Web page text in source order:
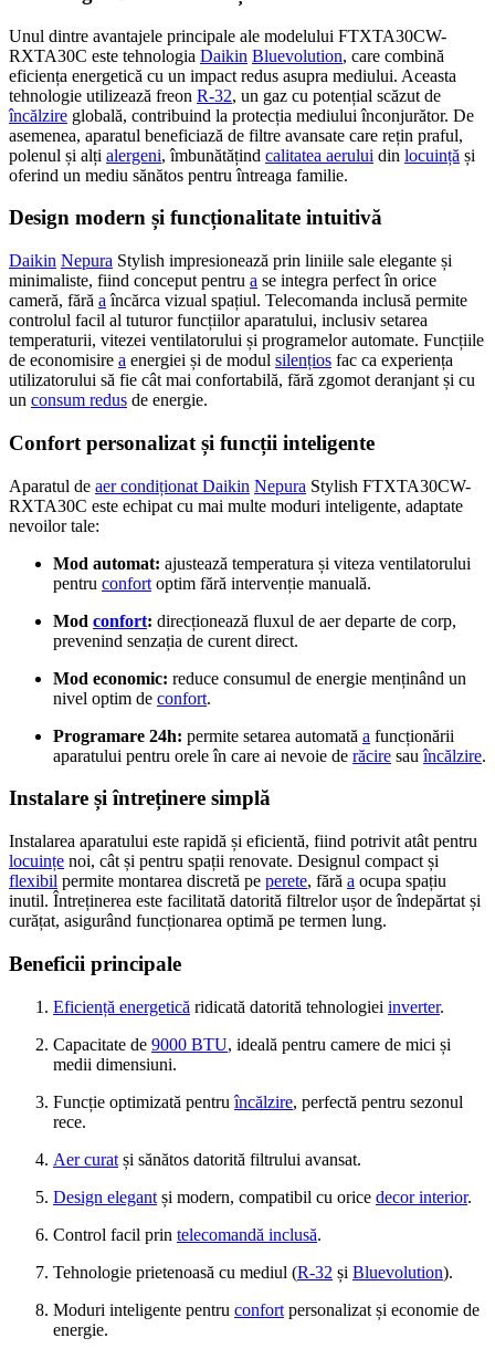
Unul dintre avantajele principale ale modelului FTXTA30CW-
RXTA30C este tehnologia Daikin Bluevolution, care combină
eficiența energetică cu un impact redus asupra mediului. Aceasta
tehnologie utilizează freon R-32, un gaz cu potențial scăzut de
încălzire globală, contribuind la protecția mediului înconjurător. De
asemenea, aparatul beneficiază de filtre avansate care rețin praful,
polenul și alți alergeni, îmbunătățind calitatea aerului din locuință și
oferind un mediu sănătos pentru întreaga familie.
Design modern și funcționalitate intuitivă
Daikin Nepura Stylish impresionează prin liniile sale elegante și
minimaliste, fiind conceput pentru a se integra perfect în orice
cameră, fără a încărca vizual spațiul. Telecomanda inclusă permite
controlul facil al tuturor funcțiilor aparatului, inclusiv setarea
temperaturii, vitezei ventilatorului și programelor automate. Funcțiile
de economisire a energiei și de modul silențios fac ca experiența
utilizatorului să fie cât mai confortabilă, fără zgomot deranjant și cu
un consum redus de energie.
Confort personalizat și funcții inteligente
Aparatul de aer condiționat Daikin Nepura Stylish FTXTA30CW-
RXTA30C este echipat cu mai multe moduri inteligente, adaptate
nevoilor tale:
Mod automat: ajustează temperatura și viteza ventilatorului
pentru confort optim fără intervenție manuală.
Mod confort: direcționează fluxul de aer departe de corp,
prevenind senzația de curent direct.
Mod economic: reduce consumul de energie menținând un
nivel optim de confort.
Programare 24h: permite setarea automată a funcționării
aparatului pentru orele în care ai nevoie de răcire sauîncălzire.
Instalare și întreținere simplă
Instalarea aparatului este rapidă și eficientă, fiind potrivit atât pentru
locuințe noi, cât și pentru spații renovate. Designul compact și
flexibil permite montarea discretă pe perete, fără a ocupa spațiu
inutil. Întreținerea este facilitată datorită filtrelor ușor de îndepărtat și
curățat, asigurând funcționarea optimă pe termen lung.
Beneficii principale
Eficiență energetică ridicată datorită tehnologiei inverter.
Capacitate de 9000 BTU, ideală pentru camere de mici și
medii dimensiuni.
Funcție optimizată pentruîncălzire, perfectă pentru sezonul
rece.
Aer curat și sănătos datorită filtrului avansat.
Design elegant și modern, compatibil cu orice decor interior.
Control facil prin telecomandă inclusă.
Tehnologie prietenoasă cu mediul (R-32 și Bluevolution).
Moduri inteligente pentru confort personalizat și economie de
energie.